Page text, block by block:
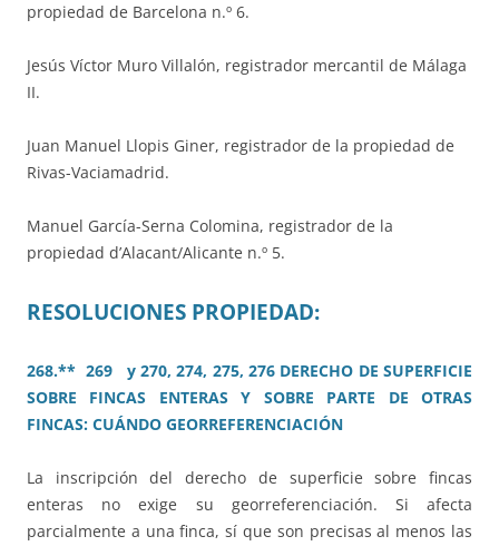
propiedad de Barcelona n.º 6.
Jesús Víctor Muro Villalón, registrador mercantil de Málaga
II.
Juan Manuel Llopis Giner, registrador de la propiedad de
Rivas-Vaciamadrid.
Manuel García-Serna Colomina, registrador de la
propiedad d’Alacant/Alicante n.º 5.
RESOLUCIONES PROPIEDAD:
268.** 269 y 270, 274, 275, 276 DERECHO DE SUPERFICIE
SOBRE FINCAS ENTERAS Y SOBRE PARTE DE OTRAS
FINCAS: CUÁNDO GEORREFERENCIACIÓN
La inscripción del derecho de superficie sobre fincas
enteras no exige su georreferenciación. Si afecta
parcialmente a una finca, sí que son precisas al menos las